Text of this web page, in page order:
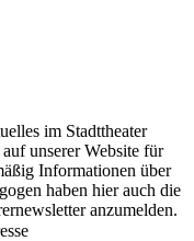
im Stadttheater
unserer Website für
Informationen über
haben hier auch die
anzumelden.